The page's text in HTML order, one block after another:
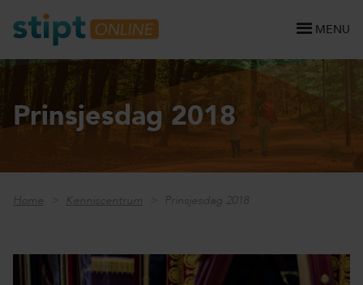
MENU
Prinsjesdag 2018
Home Kenniscentrum Prinsjesdag 2018